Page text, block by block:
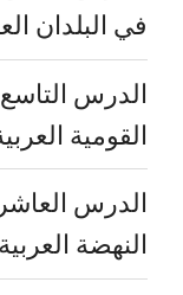
في البلدان
الدرس
القومية
الدرس
النهضة العربية